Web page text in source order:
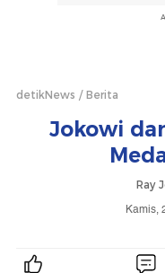
detikNews Berita
Jokowi
Ray
Kamis,